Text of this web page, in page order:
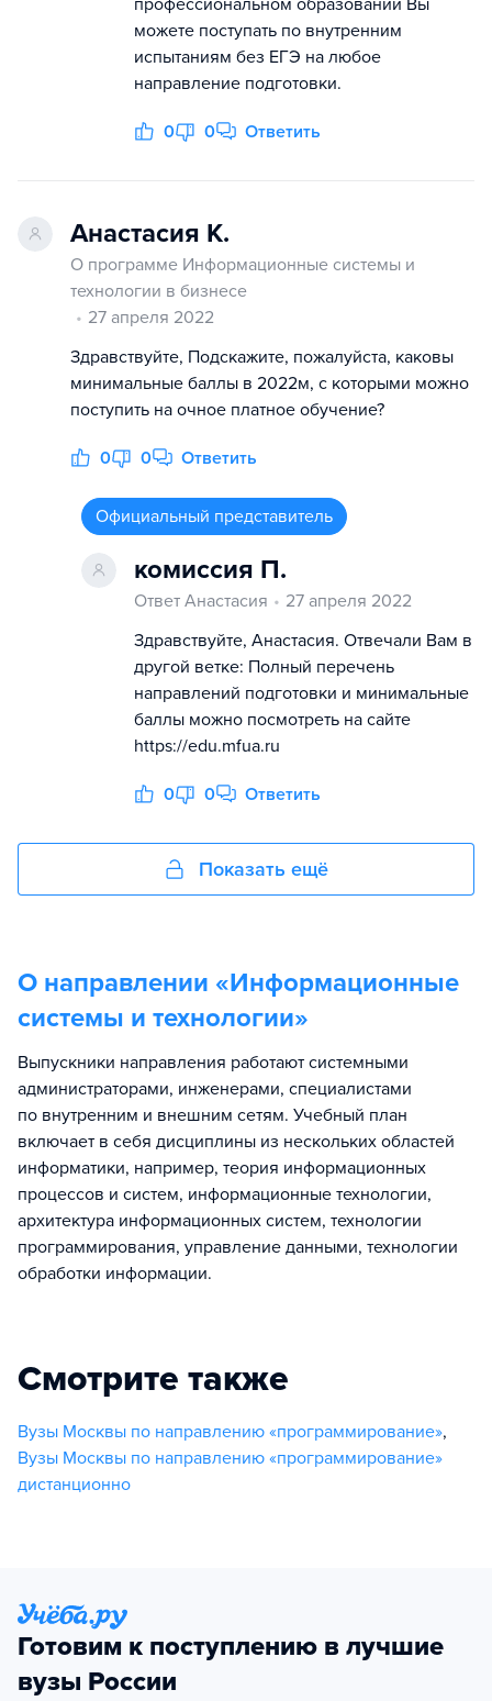
можете поступать по внутренним
испытаниям без ЕГЭ на любое
направление подготовки.
0 0 Ответить
Анастасия К.
О программе Информационные системы и
технологии в бизнесе
27 апреля 2022
Здравствуйте, Подскажите, пожалуйста, каковы
минимальные баллы в 2022м, с которыми можно
поступить на очное платное обучение?
0 0 Ответить
Официальный представитель
комиссия П.
Ответ Анастасия
27 апреля 2022
Здравствуйте, Анастасия. Отвечали Вам в
другой ветке: Полный перечень
направлений подготовки и минимальные
баллы можно посмотреть на сайте
https://edu.mfua.ru
0 0 Ответить
Показать ещё
О направлении «Информационные
системы и технологии»
Выпускники направления работают системными
администраторами, инженерами, специалистами
по внутренним и внешним сетям. Учебный план
включает в себя дисциплины из нескольких областей
информатики, например, теория информационных
процессов и систем, информационные технологии,
архитектура информационных систем, технологии
программирования, управление данными, технологии
обработки информации.
Смотрите также
Вузы Москвы по направлению «программирование»,
Вузы Москвы по направлению «программирование»
дистанционно
Готовим к поступлению в лучшие
вузы России